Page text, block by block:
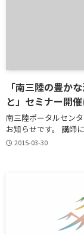
「南三陸の豊か
と」セミナー開
南三陸ポータルセン
お知らせです。 講師
2015-03-30